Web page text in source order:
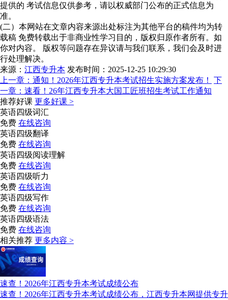
提供的 考试信息仅供参考，请以权威部门公布的正式信息为
准。
(二）本网站在文章内容来源出处标注为其他平台的稿件均为转
载稿 免费转载出于非商业性学习目的，版权归原作者所有。如
你对内容。 版权等问题存在异议请与我们联系，我们会及时进
行处理解决。
来源： 江西专升本 发布时间：2025-12-25 10:29:30
上一章： 通知！2026年江西专升本考试招生实施方案发布！
下
一章： 速看！26年江西专升本大国工匠班招生考试工作通知
推荐好课 更多好课 >
英语四级词汇
免费 在线咨询
英语四级翻译
免费 在线咨询
英语四级阅读理解
免费 在线咨询
英语四级听力
免费 在线咨询
英语四级写作
免费 在线咨询
英语四级语法
免费 在线咨询
相关推荐 更多内容 >
速查！2026年江西专升本考试成绩公布
速查！2026年江西专升本考试成绩公布，江西专升本网提供专升